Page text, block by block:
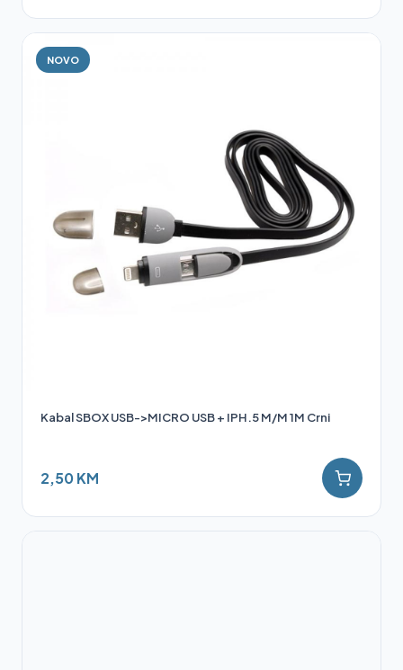
NOVO
Kabal SBOX USB->MICRO USB + IPH.5 M/M 1M Crni
2,50 KM